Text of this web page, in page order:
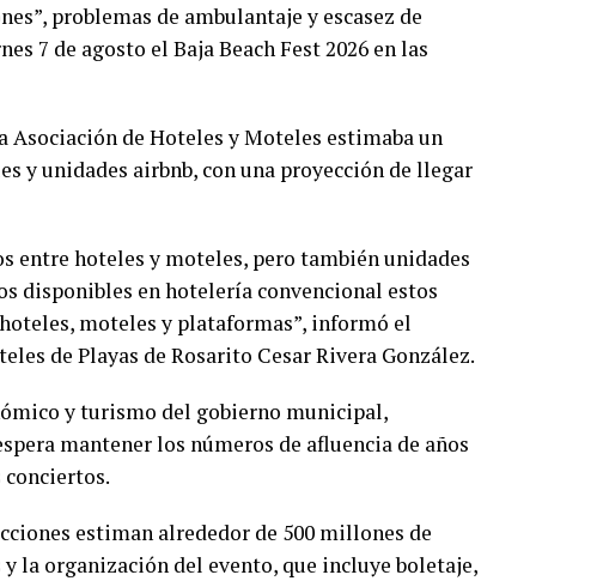
problemas de ambulantaje y escasez de
7 de agosto el Baja Beach Fest 2026 en las
Asociación de Hoteles y Moteles estimaba un
y unidades airbnb, con una proyección de llegar
entre hoteles y moteles, pero también unidades
disponibles en hotelería convencional estos
moteles y plataformas”, informó el
de Playas de Rosarito Cesar Rivera González.
y turismo del gobierno municipal,
mantener los números de afluencia de años
conciertos.
estiman alrededor de 500 millones de
la organización del evento, que incluye boletaje,